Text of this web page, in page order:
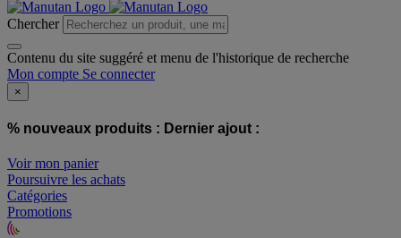
Chercher
Contenu du site suggéré et menu de l'historique de recherche
Mon compte Se connecter
×
% nouveaux produits : Dernier ajout :
Voir mon panier
Poursuivre les achats
Catégories
Promotions